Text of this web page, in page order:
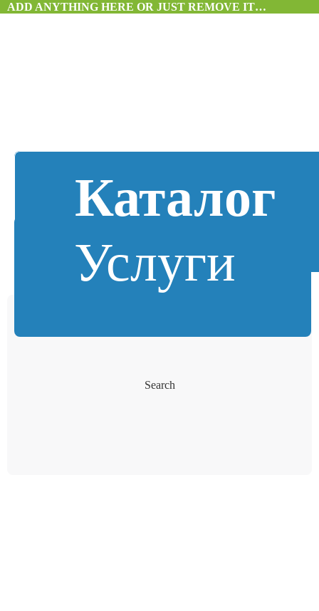
ADD ANYTHING HERE OR JUST REMOVE IT…
Каталог
Услуги
Search